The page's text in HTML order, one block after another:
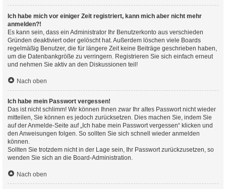
Ich habe mich vor einiger Zeit registriert, kann mich aber nicht mehr
anmelden?!
Es kann sein, dass ein Administrator Ihr Benutzerkonto aus verschieden
Gründen deaktiviert oder gelöscht hat. Außerdem löschen viele Boards
regelmäßig Benutzer, die für längere Zeit keine Beiträge geschrieben haben,
um die Datenbankgröße zu verringern. Registrieren Sie sich einfach erneut
und nehmen Sie aktiv an den Diskussionen teil!
Nach oben
Ich habe mein Passwort vergessen!
Das ist nicht schlimm! Wir können Ihnen zwar Ihr altes Passwort nicht wieder
mitteilen, Sie können es jedoch zurücksetzen. Dies machen Sie, indem Sie
auf der Anmelde-Seite auf „Ich habe mein Passwort vergessen“ klicken und
den Anweisungen folgen. So sollten Sie sich schnell wieder anmelden
können.
Sollten Sie trotzdem nicht in der Lage sein, Ihr Passwort zurückzusetzen, so
wenden Sie sich an die Board-Administration.
Nach oben